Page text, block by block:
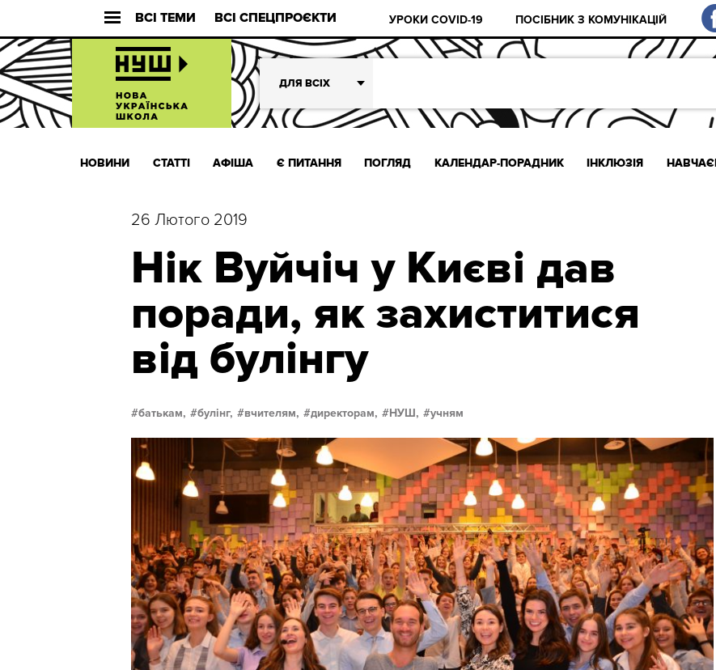
ВСІ ТЕМИ ВСІ СПЕЦПРОЄКТИ УРОКИ COVID-19 ПОСІБНИК З КОМУНІКАЦІЙ
ДЛЯ ВСІХ
НОВИНИ СТАТТІ АФІША Є ПИТАННЯ ПОГЛЯД КАЛЕНДАР-ПОРАДНИК ІНКЛЮЗІЯ
26 Лютого 2019
Нік Вуйчіч у Києві дав
поради, як захиститися
від булінгу
батькам, булінг, вчителям, директорам, НУШ, учням